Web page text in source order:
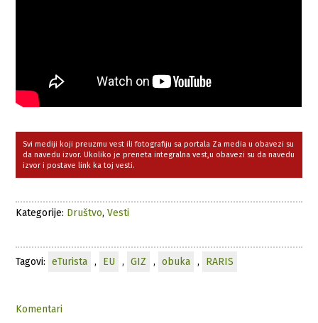
Svi mediji koji preuzmu vest ili fotografiju sa portala Za media u obavezi su
da navedu izvor. Ukoliko je preneta integralna vest,u obavezi su da navedu
izvor i postave link ka toj vesti.
Kategorije: Društvo,Vesti
Tagovi: eTurista , EU , GIZ , obuka , RARIS
Komentari